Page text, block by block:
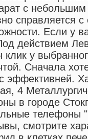
с
справляется
Если у
действием
у
Сначала
эффективней.
4
в городе
телефоны
смотрите